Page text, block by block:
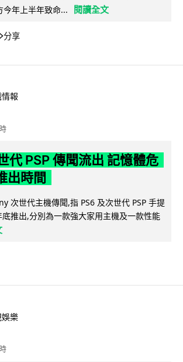
今年上半年致命...
閱讀全文
分享
報
代 PSP 傳聞流出 記憶體危
出時間
次世代主機傳聞,指 PS6 及次世代 PSP 手提
推出,分別為一款強大家用主機及一款性能
樂